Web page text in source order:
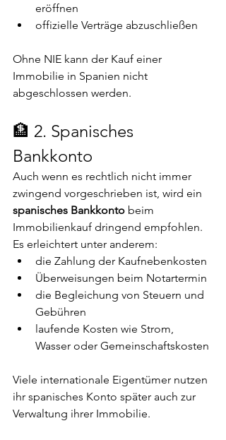
eröffnen
offizielle Verträge abzuschließen
Ohne NIE kann der Kauf einer
Immobilie in Spanien nicht
abgeschlossen werden.
🏦 2. Spanisches
Bankkonto
Auch wenn es rechtlich nicht immer
zwingend vorgeschrieben ist, wird ein
spanisches Bankkonto beim
Immobilienkauf dringend empfohlen.
Es erleichtert unter anderem:
die Zahlung der Kaufnebenkosten
Überweisungen beim Notartermin
die Begleichung von Steuern und
Gebühren
laufende Kosten wie Strom,
Wasser oder Gemeinschaftskosten
Viele internationale Eigentümer nutzen
ihr spanisches Konto später auch zur
Verwaltung ihrer Immobilie.